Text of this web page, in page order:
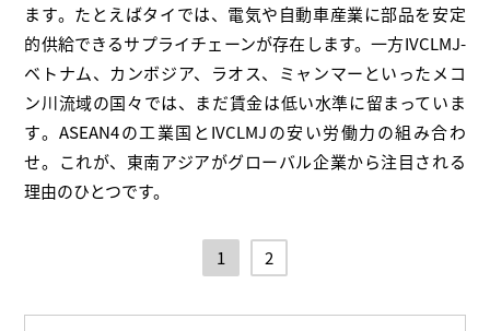
ます。たとえばタイでは、電気や自動車産業に部品を安定
的供給できるサプライチェーンが存在します。一方IVCLMJ-
ベトナム、カンボジア、ラオス、ミャンマーといったメコ
ン川流域の国々では、まだ賃金は低い水準に留まっていま
す。ASEAN4の工業国とIVCLMJの安い労働力の組み合わ
せ。これが、東南アジアがグローバル企業から注目される
理由のひとつです。
1 2